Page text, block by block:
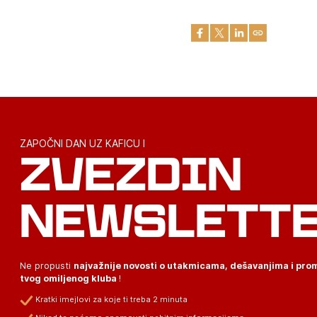
ZAPOČNI DAN UZ KAFICU I
ZVEZDIN
Ne propusti najvažnije novosti o utakmicama, dešavanjima i
tvog omiljenog kluba !
Kratki imejlovi za koje ti treba 2 minuta